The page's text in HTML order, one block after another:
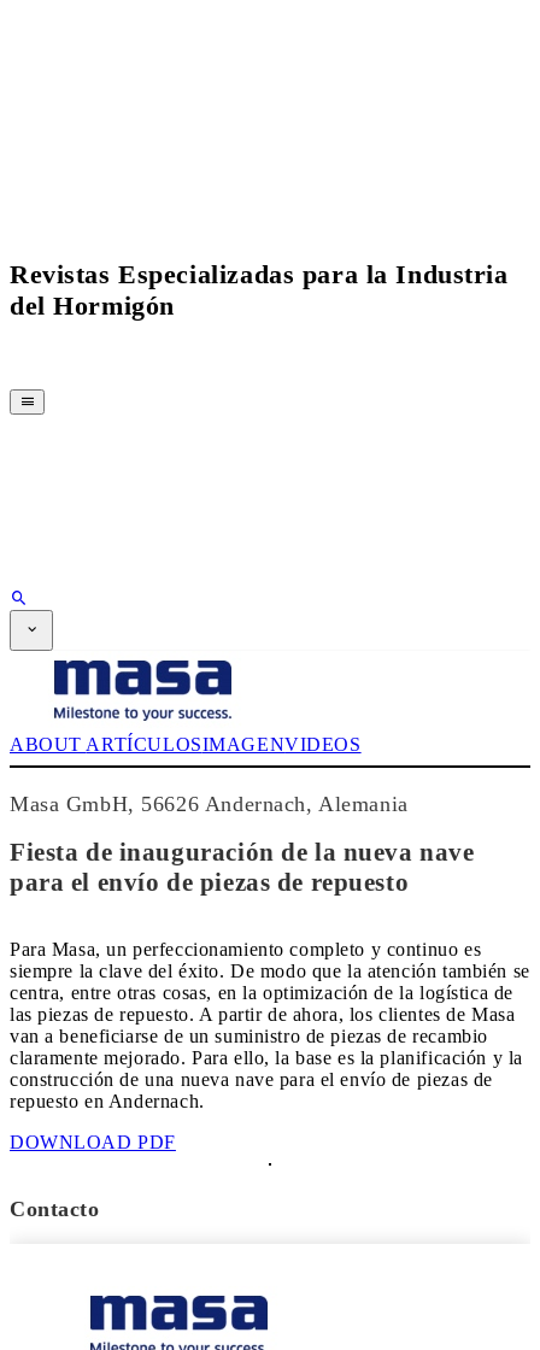
Revistas Especializadas para la Industria
del Hormigón
CPI-TV
BUYERS' GUIDE
JOB BRIDGE
PUBLICIDAD
ABOUT ARTÍCULOSIMAGENVIDEOS
Masa GmbH, 56626 Andernach, Alemania
Fiesta de inauguración de la nueva nave
para el envío de piezas de repuesto
Para Masa, un perfeccionamiento completo y continuo es
siempre la clave del éxito. De modo que la atención también se
centra, entre otras cosas, en la optimización de la logística de
las piezas de repuesto. A partir de ahora, los clientes de Masa
van a beneficiarse de un suministro de piezas de recambio
claramente mejorado. Para ello, la base es la planificación y la
construcción de una nueva nave para el envío de piezas de
repuesto en Andernach.
DOWNLOAD PDF
Contacto